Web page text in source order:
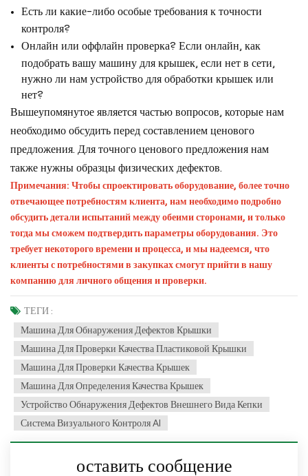
Есть ли какие-либо особые требования к точности
контроля?
Онлайн или оффлайн проверка? Если онлайн, как
подобрать вашу машину для крышек, если нет в сети,
нужно ли нам устройство для обработки крышек или
нет?
Вышеупомянутое является частью вопросов, которые нам
необходимо обсудить перед составлением ценового
предложения. Для точного ценового предложения нам
также нужны образцы физических дефектов.
Примечания: Чтобы спроектировать оборудование, более точно
отвечающее потребностям клиента, нам необходимо подробно
обсудить детали испытаний между обеими сторонами, и только
тогда мы сможем подтвердить параметры оборудования. Это
требует некоторого времени и процесса, и мы надеемся, что
клиенты с потребностями в закупках смогут прийти в нашу
компанию для личного общения и проверки.
ТЕГИ :
Машина Для Обнаружения Дефектов Крышки
Машина Для Проверки Качества Пластиковой Крышки
Машина Для Проверки Качества Крышек
Машина Для Определения Качества Крышек
Устройство Обнаружения Дефектов Внешнего Вида Кепки
Система Визуального Контроля AI
оставить сообщение